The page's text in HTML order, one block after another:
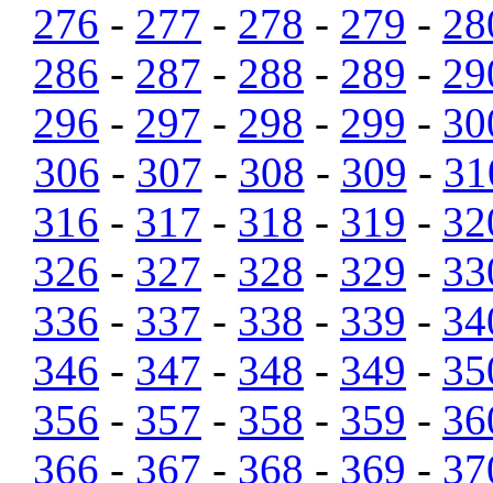
276 - 277 - 278 - 279 -
286 - 287 - 288 - 289 -
296 - 297 - 298 - 299 -
306 - 307 - 308 - 309 -
316 - 317 - 318 - 319 -
326 - 327 - 328 - 329 -
336 - 337 - 338 - 339 -
346 - 347 - 348 - 349 -
356 - 357 - 358 - 359 -
366 - 367 - 368 - 369 -